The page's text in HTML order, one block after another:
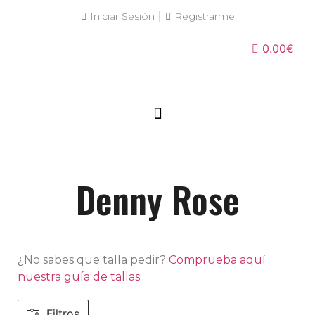
Iniciar Sesión Registrarme
0.00€
Denny Rose
¿No sabes que talla pedir? Comprueba aquí
nuestra guía de tallas.